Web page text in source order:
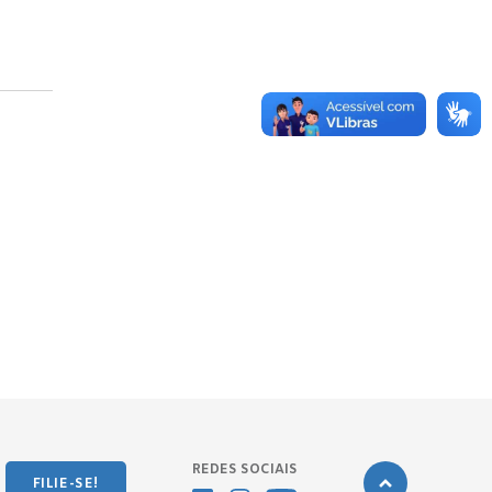
FILIE-SE!
REDES SOCIAIS